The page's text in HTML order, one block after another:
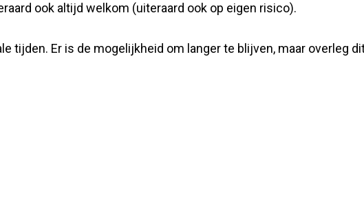
ook altijd welkom (uiteraard ook op eigen risico).
tijden. Er is de mogelijkheid om langer te blijven, maar overleg